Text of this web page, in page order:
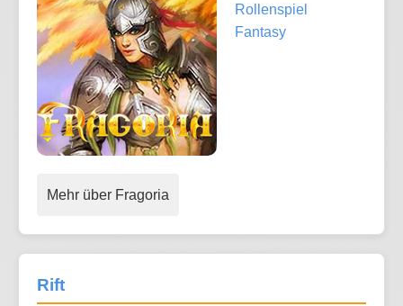
Rollenspiel
Fantasy
Mehr über Fragoria
Rift